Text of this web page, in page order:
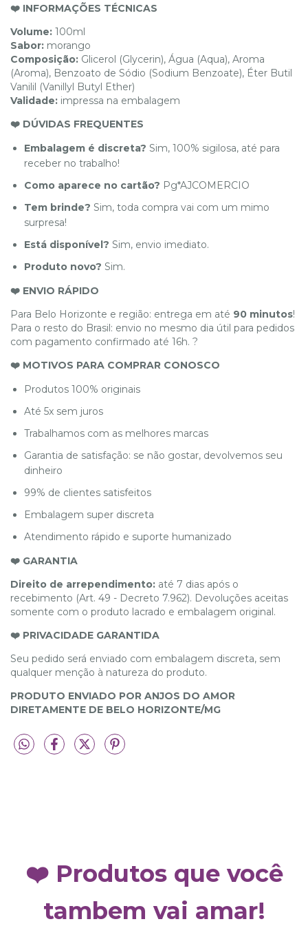
❤️ INFORMAÇÕES TÉCNICAS
Volume: 100ml
Sabor: morango
Composição: Glicerol (Glycerin), Água (Aqua), Aroma
(Aroma), Benzoato de Sódio (Sodium Benzoate), Éter Butil
Vanilil (Vanillyl Butyl Ether)
Validade: impressa na embalagem
❤️ DÚVIDAS FREQUENTES
Embalagem é discreta? Sim, 100% sigilosa, até para
receber no trabalho!
Como aparece no cartão? Pg*AJCOMERCIO
Tem brinde? Sim, toda compra vai com um mimo
surpresa!
Está disponível? Sim, envio imediato.
Produto novo? Sim.
❤️ ENVIO RÁPIDO
Para Belo Horizonte e região: entrega em até 90 minutos!
Para o resto do Brasil: envio no mesmo dia útil para pedidos
com pagamento confirmado até 16h. ?
❤️ MOTIVOS PARA COMPRAR CONOSCO
Produtos 100% originais
Até 5x sem juros
Trabalhamos com as melhores marcas
Garantia de satisfação: se não gostar, devolvemos seu
dinheiro
99% de clientes satisfeitos
Embalagem super discreta
Atendimento rápido e suporte humanizado
❤️ GARANTIA
Direito de arrependimento: até 7 dias após o
recebimento (Art. 49 - Decreto 7.962). Devoluções aceitas
somente com o produto lacrado e embalagem original.
❤️ PRIVACIDADE GARANTIDA
Seu pedido será enviado com embalagem discreta, sem
qualquer menção à natureza do produto.
PRODUTO ENVIADO POR ANJOS DO AMOR
DIRETAMENTE DE BELO HORIZONTE/MG
❤️ Produtos que você
tambem vai amar!